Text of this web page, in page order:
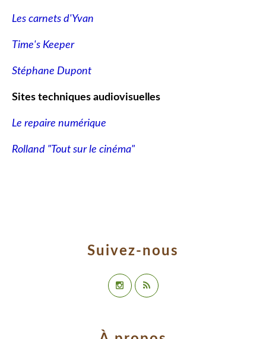
Suivez-nous
Les carnets d'Yvan
Time's Keeper
Stéphane Dupont
Sites techniques audiovisuelles
Le repaire numérique
Rolland "Tout sur le cinéma"